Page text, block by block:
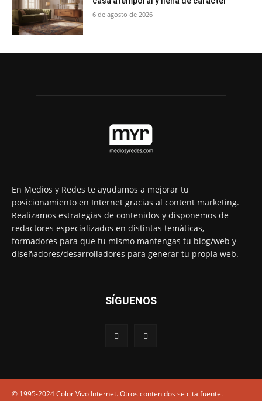
6 de agosto de 2026
En Medios y Redes te ayudamos a mejorar tu
posicionamiento en Internet gracias al content marketing.
Realizamos estrategias de contenidos y disponemos de
redactores especializados en distintas temáticas,
formadores para que tu mismo mantengas tu blog/web y
diseñadores/desarrolladores para generar tu propia web.
SÍGUENOS
© 1995-2024 Color Vivo Internet. Otros contenidos se cita fuente.